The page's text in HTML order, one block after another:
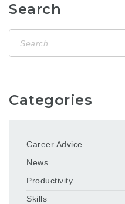
Search
Categories
Career Advice
News
Productivity
Skills